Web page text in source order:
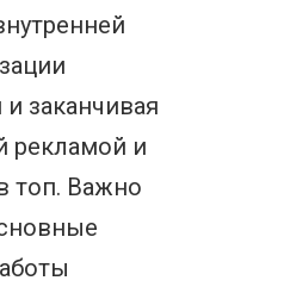
заканчивая
рекламой и
топ. Важно